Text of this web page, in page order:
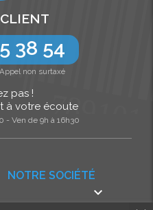
NOTRE SOCIÉTÉ

38 54
Appel non surtaxé
pas !
à votre écoute
- Ven de 9h à 16h30